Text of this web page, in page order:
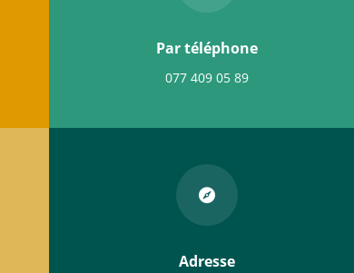
Par téléphone
077 409 05 89

Adresse